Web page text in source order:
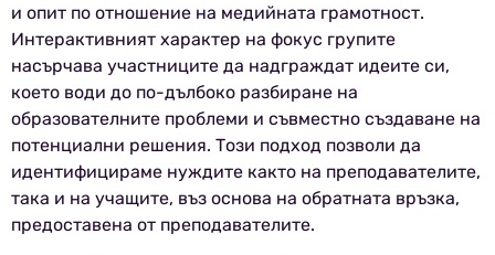
и опит по отношение на медийната грамотност.
Интерактивният характер на фокус групите
насърчава участниците да надграждат идеите си,
което води до по-дълбоко разбиране на
образователните проблеми и съвместно създаване на
потенциални решения. Този подход позволи да
идентифицираме нуждите както на преподавателите,
така и на учащите, въз основа на обратната връзка,
предоставена от преподавателите.